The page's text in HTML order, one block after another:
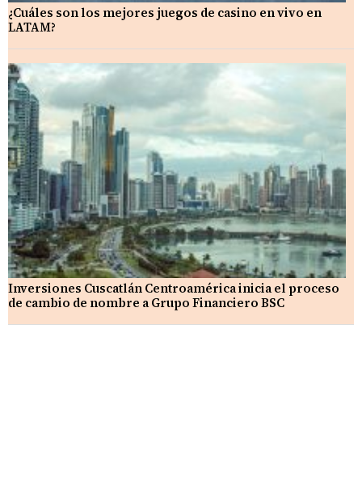
¿Cuáles son los mejores juegos de casino en vivo en
LATAM?
Inversiones Cuscatlán Centroamérica inicia el proceso
de cambio de nombre a Grupo Financiero BSC